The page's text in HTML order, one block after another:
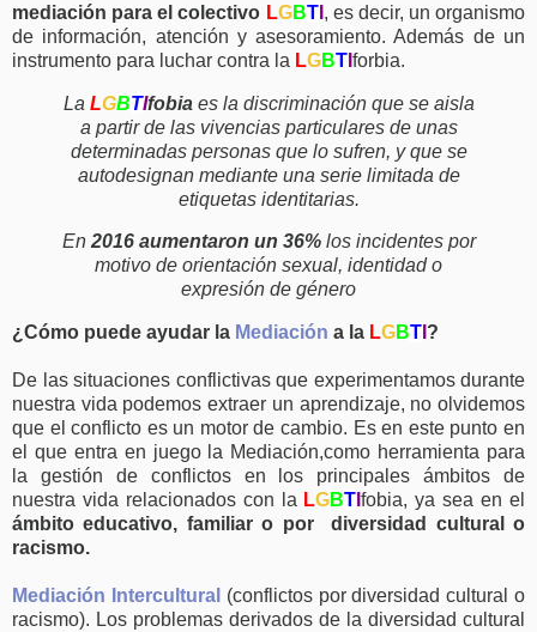
mediación para el colectivo LGBTI , es decir, un organismo
de información, atención y asesoramiento. Además de un
instrumento para luchar contra la LGBT forbia.
La LGBTIfobiaes la discriminación que se aisla
a partir de las vivencias particulares de unas
determinadas personas que lo sufren, y que se
autodesignan mediante una serie limitada de
etiquetas identitarias.
En2016 aumentaron un 36%los incidentes por
motivo de orientación sexual, identidad o
expresión de género
¿Cómo puede ayudar la Mediación a la LGBT ?
De las situaciones conflictivas que experimentamos durante
nuestra vida podemos extraer un aprendizaje, no olvidemos
que el conflicto es un motor de cambio. Es en este punto en
el que entra en juego la Mediación,como herramienta para
la gestión de conflictos en los principales ámbitos de
nuestra vida relacionados con la LGBT Ifobia, ya sea en el
ámbito educativo, familiar o por diversidad cultural o
racismo.
Mediación Intercultural (conflictos por diversidad cultural o
racismo). Los problemas derivados de la diversidad cultural